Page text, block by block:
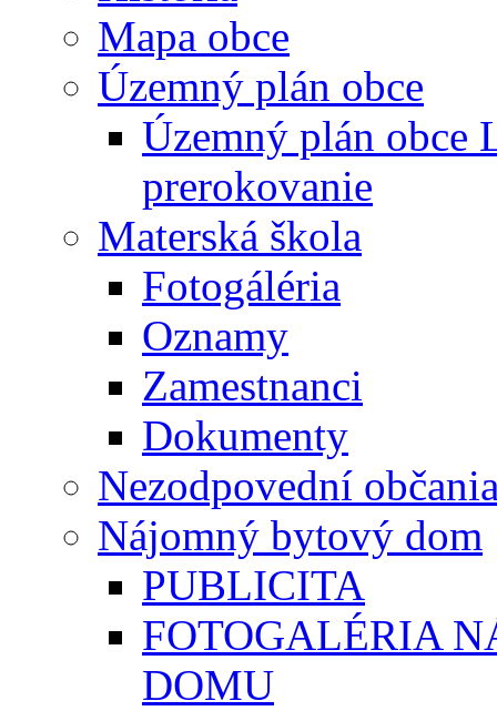
Mapa obce
Územný plán obce
Územný plán obce
prerokovanie
Materská škola
Fotogáléria
Oznamy
Zamestnanci
Dokumenty
Nezodpovední
Nájomný bytový dom
PUBLICITA
FOTOGALÉRIA
DOMU